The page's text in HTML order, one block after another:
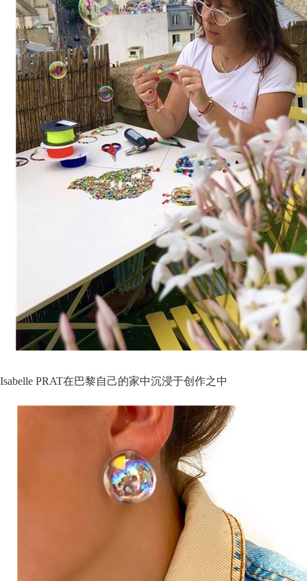
Isabelle PRAT在巴黎自己的家中沉浸于创作之中